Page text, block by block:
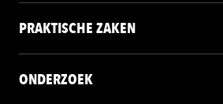
PRAKTISCHE ZAKEN
ONDERZOEK